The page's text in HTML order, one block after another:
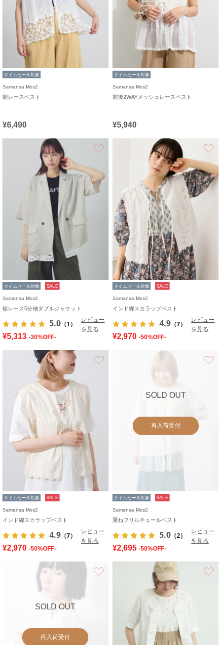
タイムセール対象
Samansa Mos2
裾レースベスト
¥6,490
タイムセール対象
Samansa Mos2
前後2WAYメッシュレースベスト
¥5,940
タイムセール対象 SALE
Samansa Mos2
裾レース5分袖ダブルジャケット
5.0 （1）
レビュー
を見る
¥5,313 -30%OFF-
タイムセール対象 SALE
Samansa Mos2
インド綿スカラップベスト
4.9 （7）
レビュー
を見る
¥2,970 -50%OFF-
タイムセール対象 SALE
Samansa Mos2
インド綿スカラップベスト
4.9 （7）
レビュー
を見る
¥2,970 -50%OFF-
SOLD OUT
再入荷受付
タイムセール対象 SALE
Samansa Mos2
重ねフリルチュールベスト
5.0 （2）
レビュー
を見る
¥2,695 -50%OFF-
SOLD OUT
再入荷受付